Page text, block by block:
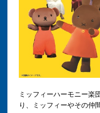
ミッフィーハーモニー楽
り、ミッフィーやその仲